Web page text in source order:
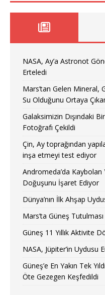
NASA, Ay’a Astronot
Erteledi
Mars’tan Gelen Mineral,
Su Olduğunu Ortaya
Galaksimizin Dışındaki Bir
Fotoğrafı Çekildi
Çin, Ay toprağından
inşa etmeyi test ediyor
Andromeda’da Kaybolan
Doğuşunu İşaret Ediyor
Dünya’nın İlk Ahşap
Mars’ta Güneş
Güneş 11 Yıllık Aktivite
NASA, Jüpiter’in Uydusu
Güneş’e En Yakın Tek
Öte Gezegen Keşfedildi